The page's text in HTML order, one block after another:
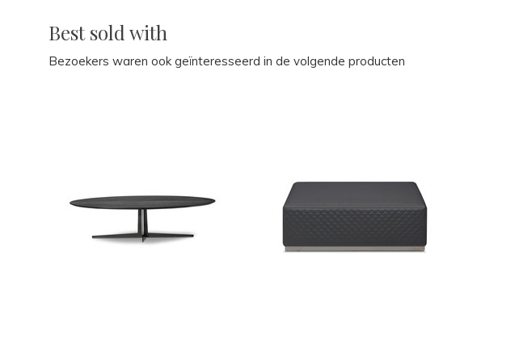
Best sold with
Bezoekers waren ook geïnteresseerd in de volgende producten